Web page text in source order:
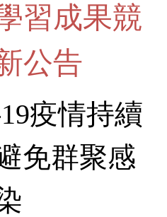
習成果競
公告
疫情持續
免群聚感